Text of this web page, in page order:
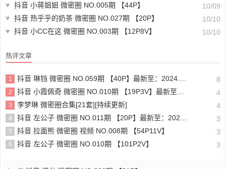
♥ 抖音 小蒋姐姐 微密圈 NO.005期 【44P】
10/09
♥ 抖音 热乎乎的奶茶 微密圈 NO.027期 【20P】
10/10
♥ 抖音 小CC在这 微密圈 NO.003期 【12P8V】 10/10
热评文章
1 抖音 琳铛 微密圈 NO.059期 【40P】最新至：2024.1.10 8
2 抖音 小霞佩奇 微密圈 NO.010期 【19P3V】最新至：2025.5.26 4
3 李梦琳 微密圈合集[21套][持续更新] 4
4 抖音 左公子 微密圈 NO.011期 【20P】最新至：2024.5.13 3
5 抖音 拉面熊 微密圈 视频 NO.008期 【54P11V】 3
6 抖音 左公子 微密圈 NO.010期 【101P2V】 3